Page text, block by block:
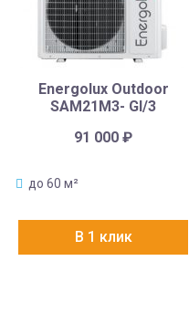
Energolux Outdoor
SAM21M3- GI/3
91 000₽
до 60 м²
В 1 клик